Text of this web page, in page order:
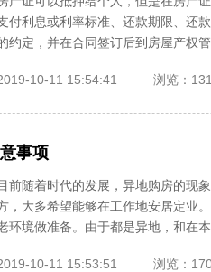
付利息或利率标准、还款期限、还
约定，并在合同签订后到房屋产权
10-11 15:54:41 浏览：131
事项
前随着时代的发展，异地购房的现
，大多希望能够在工作地安居定业
环境做准备。由于都是异地，和在
10-11 15:53:51 浏览：